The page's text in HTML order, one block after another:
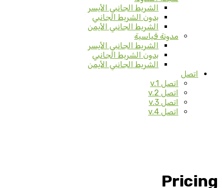
الشريط الجانبي الأيسر
بدون الشريط الجانبي
الشريط الجانبي الأيمن
مدونة قياسية
الشريط الجانبي الأيسر
بدون الشريط الجانبي
الشريط الجانبي الأيمن
اتصل
اتصل v.1
اتصل v.2
اتصل v.3
اتصل v.4
Pricing